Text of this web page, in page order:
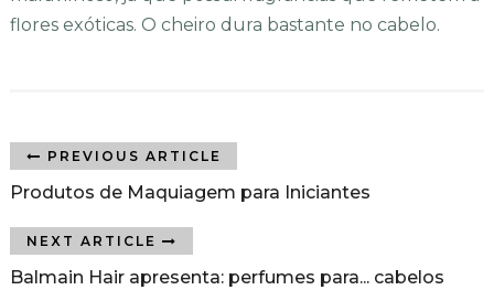
flores exóticas. O cheiro dura bastante no cabelo.
PREVIOUS ARTICLE
Produtos de Maquiagem para Iniciantes
NEXT ARTICLE
Balmain Hair apresenta: perfumes para... cabelos